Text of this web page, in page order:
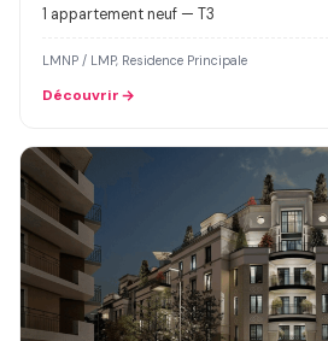
1 appartement neuf — T3
LMNP / LMP, Residence Principale
Découvrir